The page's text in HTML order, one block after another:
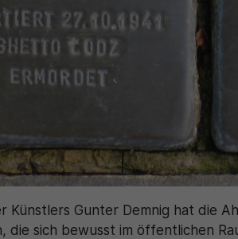
Künstlers Gunter Demnig hat die
die sich bewusst im öffentlichen
generierte ID, für die historische
Ihrer vorgenommen
Webseiten-Betreiber dies
Details wie die eindeutige
speichern.
_pk_ses\..*$
30 Minuten
Wird für statistische Zwecke
speichern.